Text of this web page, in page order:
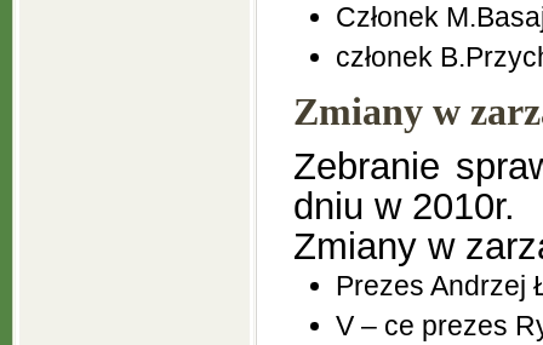
Członek
członek
Zmiany w
Zebranie
dniu w 2010r.
Zmiany w
Prezes Andrzej
V – ce prezes